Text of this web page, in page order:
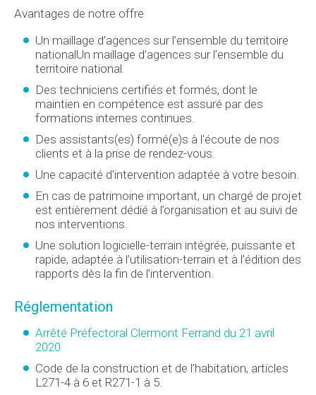
Avantages de notre offre
Un maillage d’agences sur l’ensemble du territoire
nationalUn maillage d’agences sur l’ensemble du
territoire national.
Des techniciens certifiés et formés, dont le
maintien en compétence est assuré par des
formations internes continues.
Des assistants(es) formé(e)s à l'écoute de nos
clients et à la prise de rendez-vous.
Une capacité d’intervention adaptée à votre besoin.
En cas de patrimoine important, un chargé de projet
est entièrement dédié à l’organisation et au suivi de
nos interventions.
Une solution logicielle-terrain intégrée, puissante et
rapide, adaptée à l’utilisation-terrain et à l’édition des
rapports dès la fin de l’intervention.
Réglementation
Arrêté Préfectoral Clermont Ferrand du 21 avril
2020
Code de la construction et de l’habitation, articles
L271-4 à 6 et R271-1 à 5.